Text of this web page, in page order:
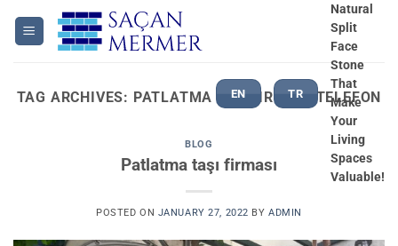
EN TR
Natural
Split
Face
Stone
That
Make
Your
Living
Spaces
Valuable!
TAG ARCHIVES: PATLATMA TAŞ FIRMASI TELEFON
BLOG
Patlatma taşı firması
POSTED ON JANUARY 27, 2022 BY ADMIN